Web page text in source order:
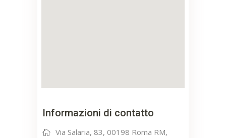
Informazioni di contatto
Via Salaria, 83, 00198 Roma RM,